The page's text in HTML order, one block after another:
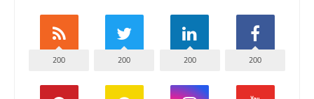
200
200
200
200